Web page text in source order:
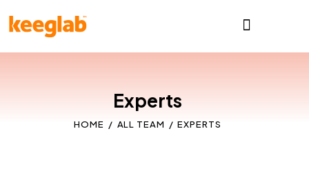
Experts
HOME ALL TEAM EXPERTS